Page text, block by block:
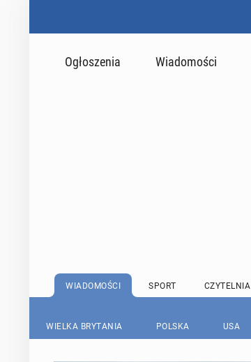
Ogłoszenia Wiadomości
WIADOMOŚCI SPORT CZYTELNIA
WIELKA BRYTANIA POLSKA USA